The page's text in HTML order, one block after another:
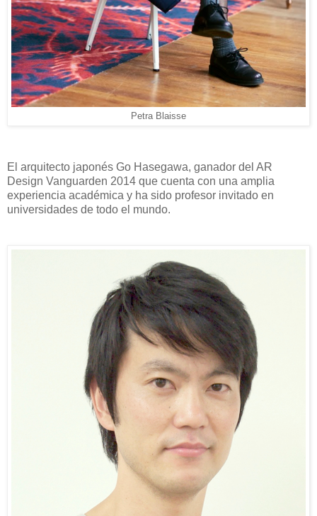
Petra Blaisse
El arquitecto japonés Go Hasegawa, ganador del AR
Design Vanguarden 2014 que cuenta con una amplia
experiencia académica y ha sido profesor invitado en
universidades de todo el mundo.